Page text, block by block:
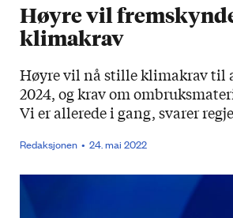
Høyre vil
klimakrav
Høyre vil nå stille klimakrav til
2024, og krav om
Vi er allerede i gang, svarer
Redaksjonen 24. mai 2022